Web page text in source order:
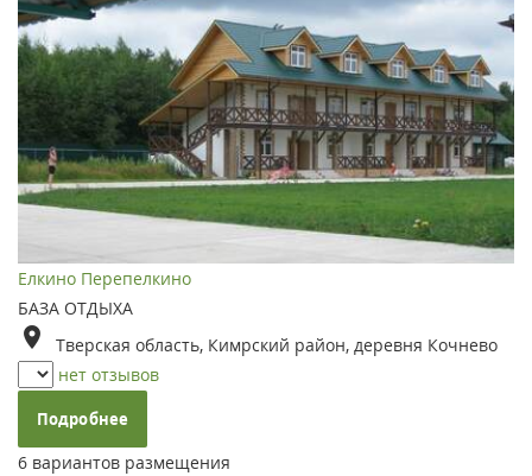
Елкино Перепелкино
БАЗА ОТДЫХА
Тверская область, Кимрский район, деревня Кочнево
нет отзывов
Подробнее
6 вариантов размещения